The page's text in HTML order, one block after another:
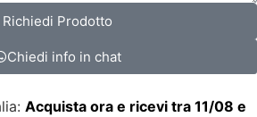
Richiedi Prodotto
Chiedi info in chat
Acquista ora e ricevi tra 11/08 e